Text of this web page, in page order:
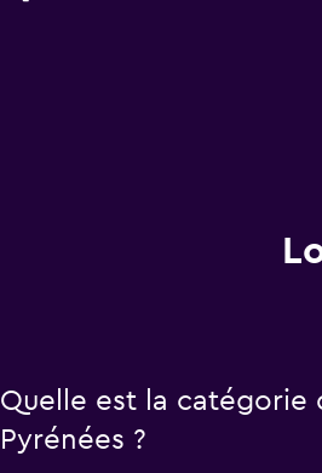
Quelle est la catégorie
Pyrénées ?